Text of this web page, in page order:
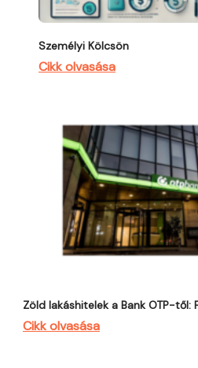
Személyi Kölcsön
Cikk olvasása
Zöld lakáshitelek a Bank OTP-
Cikk olvasása